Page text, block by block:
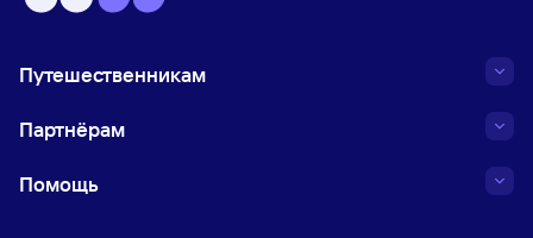
Путешественникам
Партнёрам
Помощь